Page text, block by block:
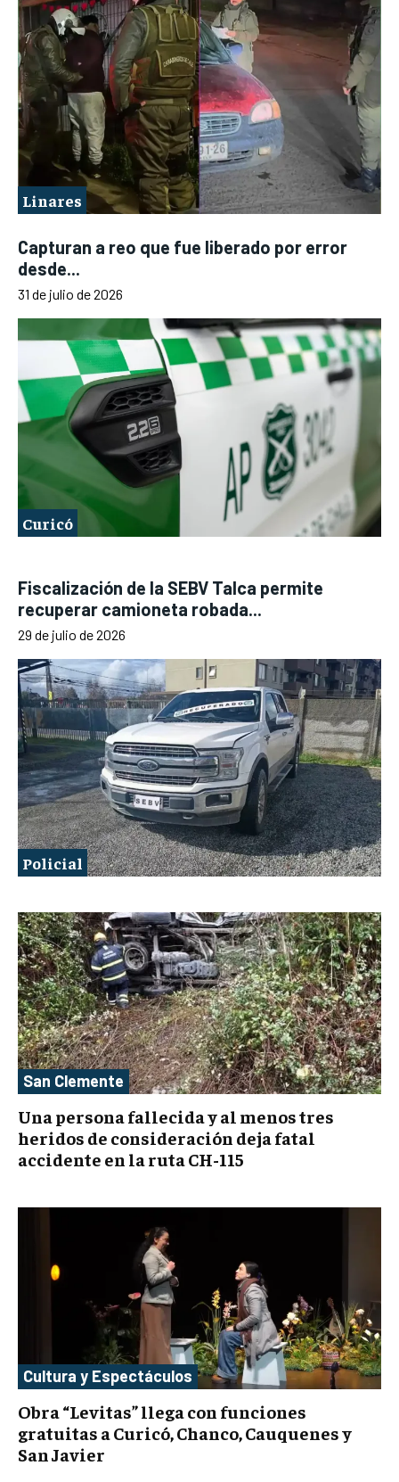
Linares
Capturan a reo que fue liberado por error
desde...
31 de julio de 2026
Curicó
Fiscalización de la SEBV Talca permite
recuperar camioneta robada...
29 de julio de 2026
Policial
San Clemente
Una persona fallecida y al menos tres
heridos de consideración deja fatal
accidente en la ruta CH-115
Cultura y Espectáculos
Obra “Levitas” llega con funciones
gratuitas a Curicó, Chanco, Cauquenes y
San Javier